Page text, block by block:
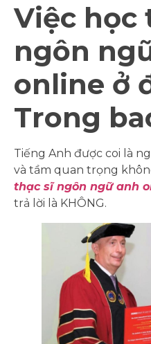
Việc học
ngôn
online ở
Trong
Tiếng Anh được coi là
và tầm quan trọng
thạc sĩ ngôn ngữ anh
trả lời là KHÔNG.